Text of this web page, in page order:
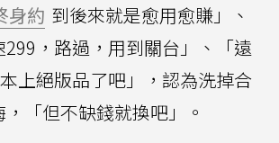
身約 到後來就是愈用愈賺」、
299，路過，用到關台」、「遠
上絕版品了吧」，認為洗掉合
「但不缺錢就換吧」。